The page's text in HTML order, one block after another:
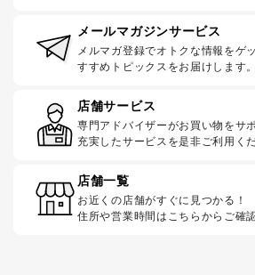
メールマガジンサービス
メルマガ登録でオトクな情報をゲ
すすめトピックスをお届けします。
店舗サービス
専門アドバイザーがお買い物をサ
充実したサービスを是非ご利用く
店舗一覧
お近くの店舗がすぐに見つかる！
住所や営業時間はこちらからご確